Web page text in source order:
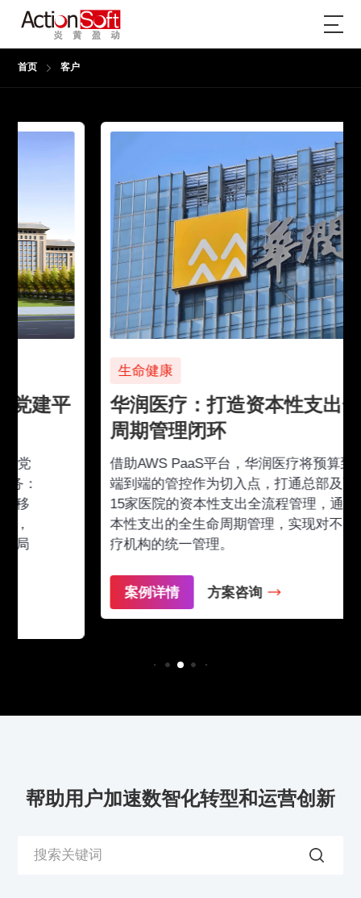
首页 客户
华润医疗：打造资本性支出全生命
周期管理闭环
借助AWS PaaS平台，华润医疗将预算到采购
端到端的管控作为切入点，打通总部及下属
15家医院的资本性支出全流程管理，通过资
本性支出的全生命周期管理，实现对不同医
疗机构的统一管理。
方案咨询
帮助用户加速数智化转型和运营创新